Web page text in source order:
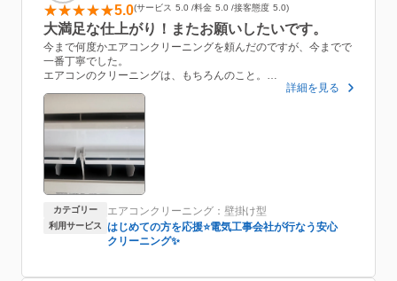
5.0 サービス 5.0 料金 5.0 接客態度 5.0
大満足な仕上がり！またお願いしたいです。
今まで何度かエアコンクリーニングを頼んだのですが、今までで
一番丁寧でした。
エアコンのクリーニングは、もちろんのこと。
分解したエアコンを洗ったお風呂、汚水を流したトイレまで掃除
は初めてです。
来てくださった久米さん、ありがとうございました。
また、アローおそうじの久米さんにお願いしたいです。
詳細を見る
カテゴリー エアコンクリーニング：壁掛け型
利用サービス
はじめての方を応援⭐️電気工事会社が行なう安心
クリーニング✨